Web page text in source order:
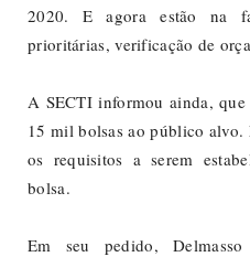
2020. E agora estão na
prioritárias, verificação de
A SECTI informou ainda,
15 mil bolsas ao público alvo.
os requisitos a serem
bolsa.
Em seu pedido,